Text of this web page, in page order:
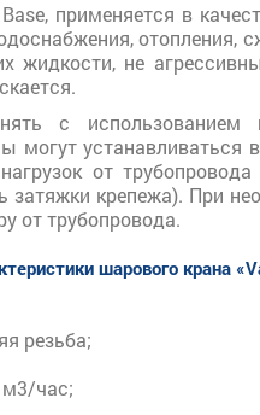
применяется в
отопления,
жидкости, не
с использованием
могут
от трубопровода
затяжки крепежа). При
от трубопровода.
шарового крана
резьба;
м3/час;